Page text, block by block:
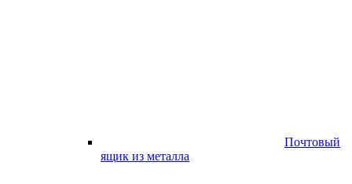
Почтовый
ящик из металла